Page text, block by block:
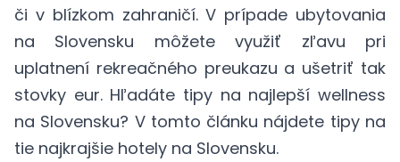
či v blízkom zahraničí. V prípade ubytovania
na Slovensku môžete využiť zľavu pri
uplatnení rekreačného preukazu a ušetriť tak
stovky eur. Hľadáte tipy na najlepší wellness
na Slovensku? V tomto článku nájdete tipy na
tie najkrajšie hotely na Slovensku.